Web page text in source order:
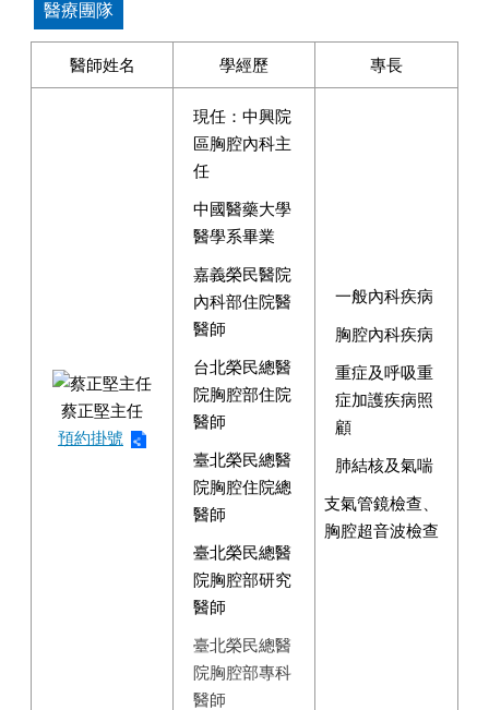
醫療團隊
醫師姓名 學經歷 專長
蔡正堅主任
預約掛號
現任：中興院
區胸腔內科主
任
中國醫藥大學
醫學系畢業
嘉義榮民醫院
內科部住院醫
醫師
台北榮民總醫
院胸腔部住院
醫師
臺北榮民總醫
院胸腔住院總
醫師
臺北榮民總醫
院胸腔部研究
醫師
臺北榮民總醫
院胸腔部專科
醫師
一般內科疾病
胸腔內科疾病
重症及呼吸重
症加護疾病照
顧
肺結核及氣喘
支氣管鏡檢查、
胸腔超音波檢查